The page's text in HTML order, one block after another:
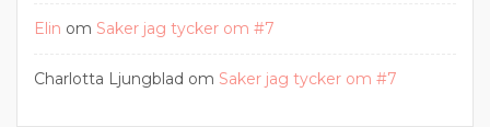
Elin om Saker jag tycker om #7
Charlotta Ljungblad om Saker jag tycker om #7